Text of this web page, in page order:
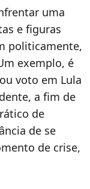
uma
e figuras
politicamente,
exemplo, é
voto em Lula
a fim de
de
de se
de crise,